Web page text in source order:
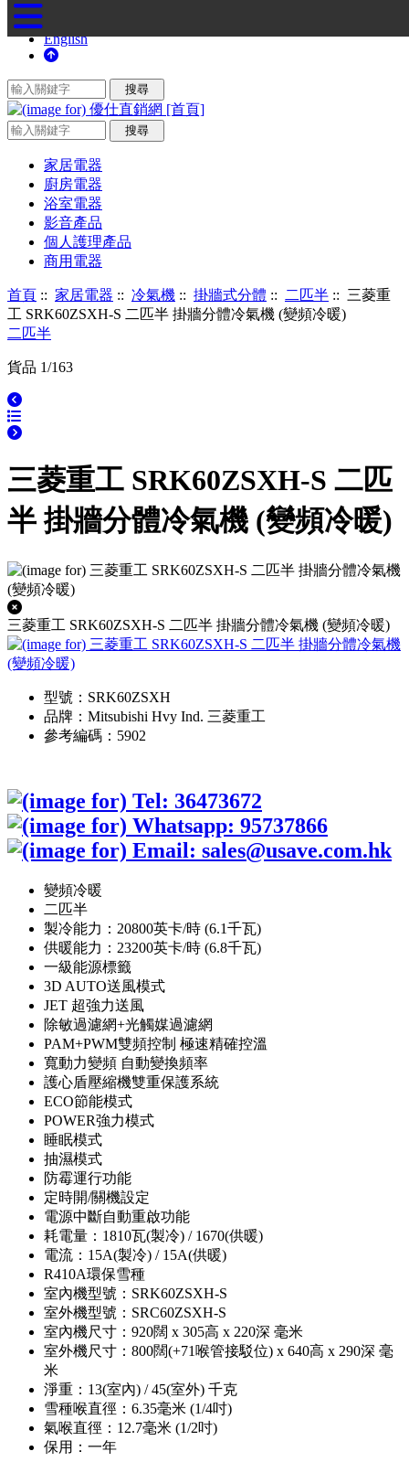
English
家居電器
廚房電器
浴室電器
影音產品
個人護理產品
商用電器
首頁 :: 家居電器 :: 冷氣機 :: 掛牆式分體 :: 二匹半 :: 三菱重
工 SRK60ZSXH-S 二匹半 掛牆分體冷氣機 (變頻冷暖)
二匹半
貨品 1/163
三菱重工 SRK60ZSXH-S 二匹
半 掛牆分體冷氣機 (變頻冷暖)
三菱重工 SRK60ZSXH-S 二匹半 掛牆分體冷氣機 (變頻冷暖)
型號：SRK60ZSXH
品牌：Mitsubishi Hvy Ind. 三菱重工
參考編碼：5902
變頻冷暖
二匹半
製冷能力：20800英卡/時 (6.1千瓦)
供暖能力：23200英卡/時 (6.8千瓦)
一級能源標籤
3D AUTO送風模式
JET 超強力送風
除敏過濾網+光觸媒過濾網
PAM+PWM雙頻控制 極速精確控溫
寬動力變頻 自動變換頻率
護心盾壓縮機雙重保護系統
ECO節能模式
POWER強力模式
睡眠模式
抽濕模式
防霉運行功能
定時開/關機設定
電源中斷自動重啟功能
耗電量：1810瓦(製冷) / 1670(供暖)
電流：15A(製冷) / 15A(供暖)
R410A環保雪種
室內機型號：SRK60ZSXH-S
室外機型號：SRC60ZSXH-S
室內機尺寸：920闊 x 305高 x 220深 毫米
室外機尺寸：800闊(+71喉管接駁位) x 640高 x 290深 毫
米
淨重：13(室內) / 45(室外) 千克
雪種喉直徑：6.35毫米 (1/4吋)
氣喉直徑：12.7毫米 (1/2吋)
保用：一年